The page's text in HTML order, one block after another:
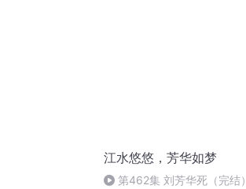
江水悠悠，芳华如梦
第462集 刘芳华死（完结）